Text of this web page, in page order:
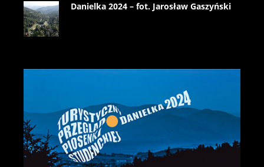
Danielka 2024 – fot. Jarosław Gaszyński